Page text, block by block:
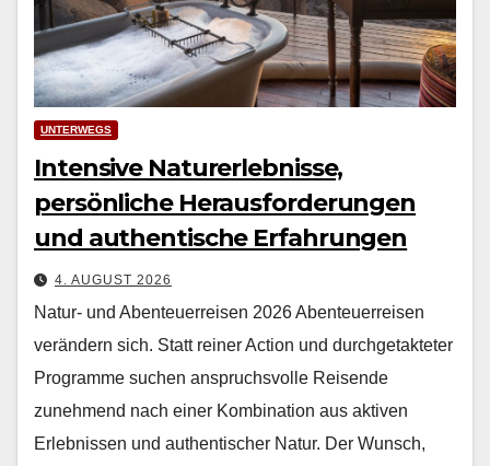
UNTERWEGS
Intensive Naturerlebnisse,
persönliche Herausforderungen
und authentische Erfahrungen
4. AUGUST 2026
Natur- und Abenteuerreisen 2026 Aben­teuer­reisen
verän­dern sich. Statt rein­er Action und durchge­tak­teter
Pro­gramme suchen anspruchsvolle Reisende
zunehmend nach ein­er Kom­bi­na­tion aus aktiv­en
Erleb­nis­sen und authen­tis­ch­er Natur. Der Wun­sch,